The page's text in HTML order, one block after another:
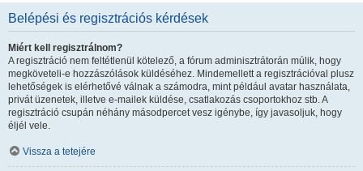
Belépési és regisztrációs kérdések
Miért kell regisztrálnom?
A regisztráció nem feltétlenül kötelező, a fórum adminisztrátorán múlik, hogy
megköveteli-e hozzászólások küldéséhez. Mindemellett a regisztrációval plusz
lehetőségek is elérhetővé válnak a számodra, mint például avatar használata,
privát üzenetek, illetve e-mailek küldése, csatlakozás csoportokhoz stb. A
regisztráció csupán néhány másodpercet vesz igénybe, így javasoljuk, hogy
éljél vele.
Vissza a tetejére